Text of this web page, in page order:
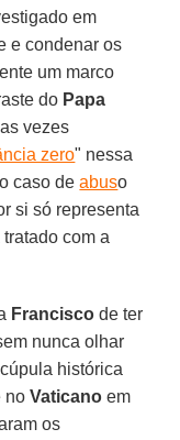
em
e condenar os
um marco
do Papa
vezes
zero" nessa
caso deabuso
si só representa
com a
Francisco de ter
nunca olhar
histórica
noVaticano em
os